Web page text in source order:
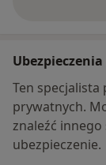
Ten specjalista
prywatnych.
znaleźć
ubezpieczenie.